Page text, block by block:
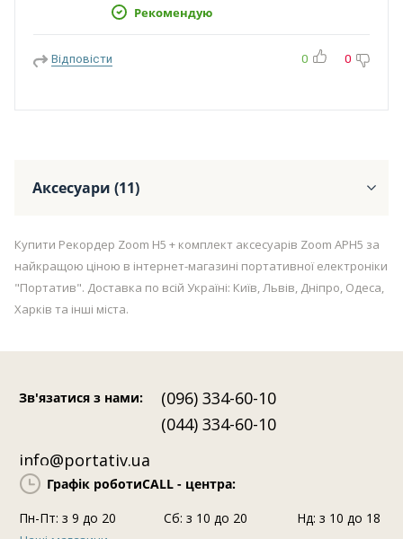
Рекомендую
Відповісти 0 0
Аксесуари (11)
Купити Рекордер Zoom H5 + комплект аксесуарів Zoom APH5 за
найкращою ціною в інтернет-магазині портативної електроніки
"Портатив". Доставка по всій Україні: Київ, Львів, Дніпро, Одеса,
Харків та інші міста.
Зв'язатися з нами:
(096) 334-60-10
(044) 334-60-10
info@portativ.ua
Графік роботиCALL - центра:
Пн-Пт: з 9 до 20
Сб: з 10 до 20
Нд: з 10 до 18